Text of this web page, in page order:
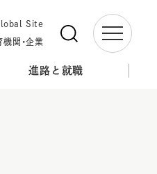
進路と就職
Site
機関・企業